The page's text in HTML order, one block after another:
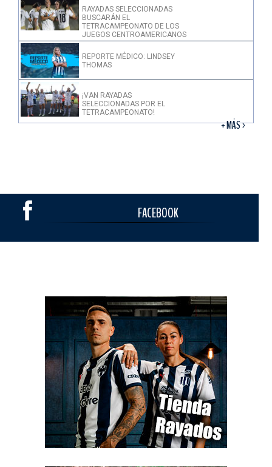
RAYADAS SELECCIONADAS
BUSCARÁN EL
TETRACAMPEONATO DE LOS
JUEGOS CENTROAMERICANOS
REPORTE MÉDICO: LINDSEY
THOMAS
¡VAN RAYADAS
SELECCIONADAS POR EL
TETRACAMPEONATO!
+ MÁS >
FACEBOOK